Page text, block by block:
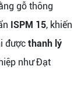
gỗ thông
ISPM 15, khiến
được thanh lý
như Đạt